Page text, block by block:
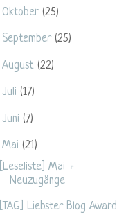
Oktober (25)
September (25)
August (22)
Juli (17)
Juni (7)
Mai (21)
[Leseliste] Mai +
Neuzugänge
[TAG] Liebster Blog Award